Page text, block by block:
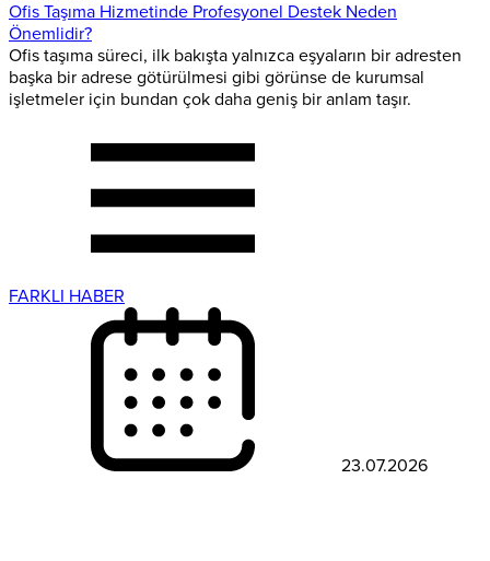
Ofis Taşıma Hizmetinde Profesyonel Destek Neden
Önemlidir?
Ofis taşıma süreci, ilk bakışta yalnızca eşyaların bir adresten
başka bir adrese götürülmesi gibi görünse de kurumsal
işletmeler için bundan çok daha geniş bir anlam taşır.
FARKLI HABER
23.07.2026